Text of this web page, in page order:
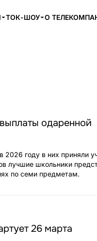
ТОК-ШОУ О
одаренной
2026 году в них приняли
лучшие школьники
по семи предметам.
26 марта